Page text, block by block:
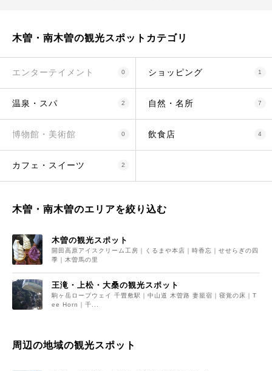
木曽・南木曽の観光スポットカテゴリ
エンターテイメント 0 ショッピング 1
温泉・スパ 2 自然・名所 7
博物館・美術館 0 飲食店 4
カフェ・スイーツ 2
木曽・南木曽のエリアを絞り込む
木曽の観光スポット
開田高原アイスクリーム工房｜くるまや本店｜時香忘｜せせらぎの四
季｜木曽馬の里
王滝・上松・大桑の観光スポット
駒ヶ岳ロープウェイ 千畳敷駅｜中山道 木曽路 妻籠宿｜寝覚の床｜T
ee Horn｜千...
周辺の地域の観光スポット